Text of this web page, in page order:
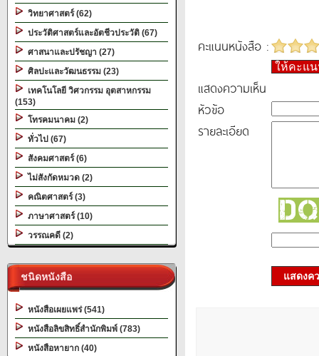
วิทยาศาสตร์ (62)
ประวัติศาสตร์และอัตชีวประวัติ (67)
ศาสนาและปรัชญา (27)
ศิลปะและวัฒนธรรม (23)
เทคโนโลยี วิศวกรรม อุตสาหกรรม
(153)
โทรคมนาคม (2)
ทั่วไป (67)
สังคมศาสตร์ (6)
ไม่สังกัดหมวด (2)
คณิตศาสตร์ (3)
ภาษาศาสตร์ (10)
วรรณคดี (2)
ชนิดหนังสือ
หนังสือเผยแพร่ (541)
หนังสือลิขสิทธิ์สำนักพิมพ์ (783)
หนังสือหายาก (40)
คะแนนหนังสือ :
ให้คะแ
แสดงความเห็น
หัวข้อ
รายละเอียด
แสดงค